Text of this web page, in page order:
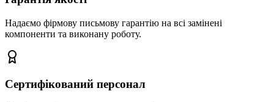
Надаємо фірмову письмову гарантію на всі замінені
компоненти та виконану роботу.
Сертифікований персонал